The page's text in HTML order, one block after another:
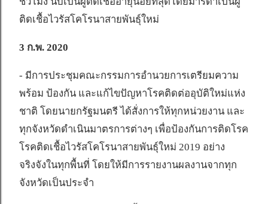
ติดเชื้อไวรัสโคโรนาสายพันธุ์ใหม่
3 ก.พ. 2020
- มีการประชุมคณะกรรมการอำนวยการเตรียมความ
พร้อม ป้องกัน และแก้ไขปัญหาโรคติดต่ออุบัติใหม่แห่ง
ชาติ โดยนายกรัฐมนตรี ได้สั่งการให้ทุกหน่วยงาน และ
ทุกจังหวัดดำเนินมาตรการต่างๆ เพื่อป้องกันการติดโรค
โรคติดเชื้อไวรัสโคโรนาสายพันธุ์ใหม่ 2019 อย่าง
จริงจังในทุกพื้นที่ โดยให้มีการรายงานผลงานจากทุก
จังหวัดเป็นประจำ